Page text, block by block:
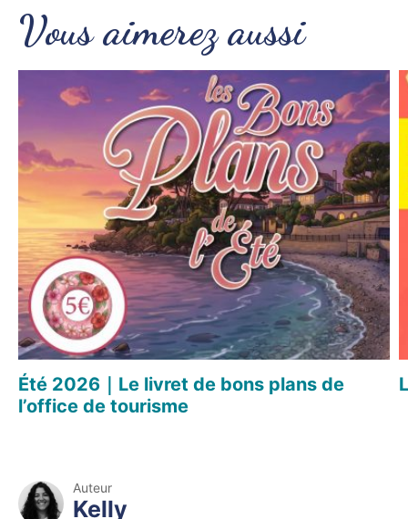
Vous aimerez aussi
Été 2026｜Le livret de bons plans de
l’office de tourisme
Auteur
Kelly